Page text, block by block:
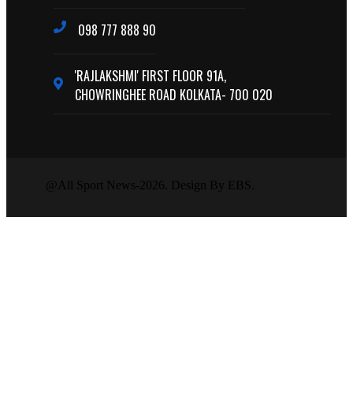
098 777 888 90
'RAJLAKSHMI' FIRST FLOOR 91A,
CHOWRINGHEE ROAD KOLKATA- 700 020
@All Sport News-2026. Design By EBS.